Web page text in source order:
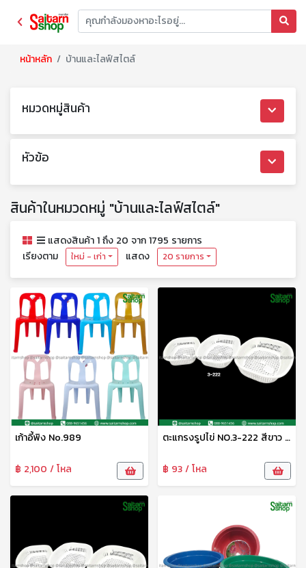
หน้าหลัก บ้านและไลฟ์สไตล์
หมวดหมู่สินค้า
หัวข้อ
สินค้าในหมวดหมู่ "บ้านและไลฟ์สไตล์"
แสดงสินค้า 1 ถึง 20 จาก 1795 รายการ
เรียงตาม
ใหม่ - เก่า แสดง 20 รายการ
เก้าอี้พิง No.989
฿ 2,100 / โหล
ตะแกรงรูปไข่ NO.3-222 สีขาว SRT
฿ 93 / โหล